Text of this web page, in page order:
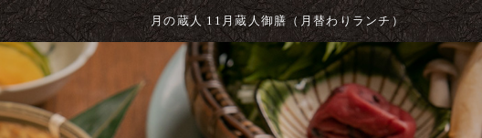
月の蔵人 11月蔵人御膳（月替わりランチ）